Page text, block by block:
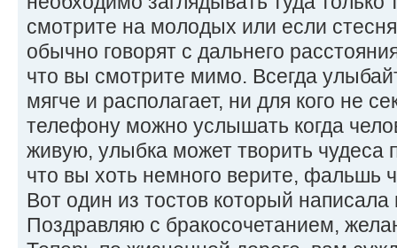
смотрите на молодых или если
обычно говорят с дальнего
что вы смотрите мимо. Всегда
мягче и располагает, ни для кого не
телефону можно услышать когда
живую, улыбка может творить чудеса
что вы хоть немного верите, фальшь
Вот один из тостов который
Поздравляю с бракосочетанием,